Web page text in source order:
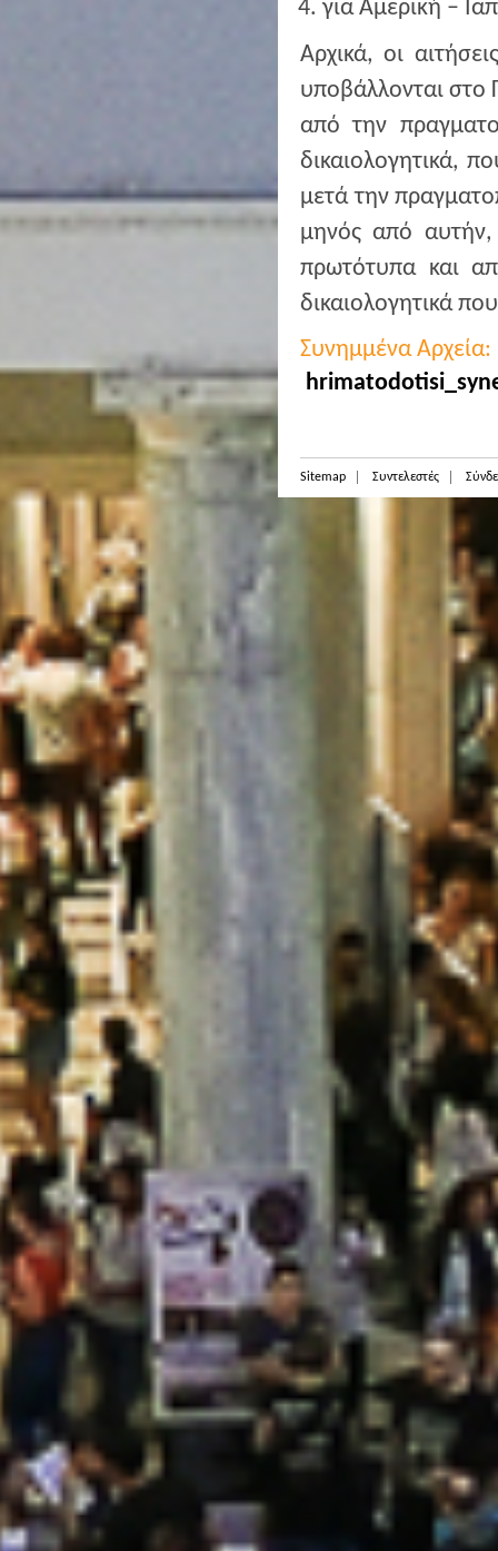
για Αμερική –
Αρχικά, οι
υποβάλλονται στο
από την
δικαιολογητικά,
μετά την
μηνός από
πρωτότυπα και
δικαιολογητικά
Συνημμένα Αρχεία:
Sitemap Συντελεστές